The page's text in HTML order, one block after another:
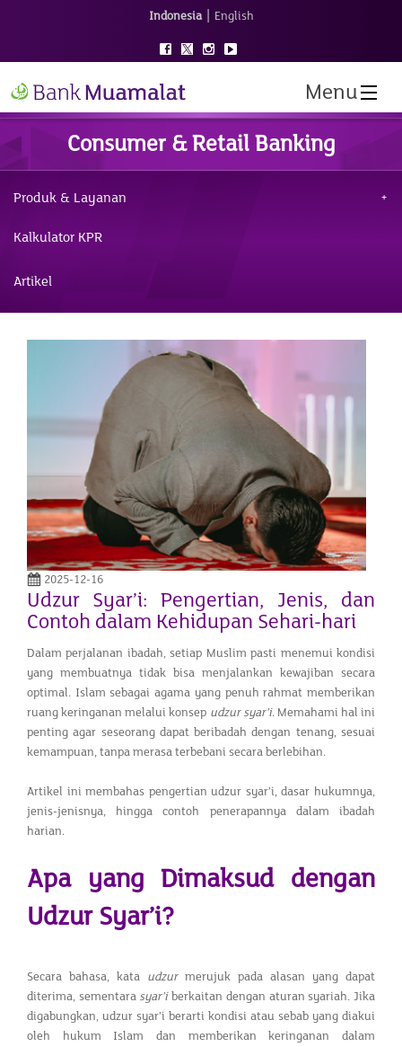
Indonesia | English
Menu
Consumer & Retail Banking
Produk & Layanan
Kalkulator KPR
Artikel
2025-12-16
Udzur Syar’i: Pengertian, Jenis, dan
Contoh dalam Kehidupan Sehari-hari
Dalam perjalanan ibadah, setiap Muslim pasti menemui kondisi
yang membuatnya tidak bisa menjalankan kewajiban secara
optimal. Islam sebagai agama yang penuh rahmat memberikan
ruang keringanan melalui konsep udzur syar’i. Memahami hal ini
penting agar seseorang dapat beribadah dengan tenang, sesuai
kemampuan, tanpa merasa terbebani secara berlebihan.
Artikel ini membahas pengertian udzur syar’i, dasar hukumnya,
jenis-jenisnya, hingga contoh penerapannya dalam ibadah
harian.
Apa yang Dimaksud dengan
Udzur Syar’i?
Secara bahasa, kata udzurmerujuk pada alasan yang dapat
diterima, sementara syar’iberkaitan dengan aturan syariah. Jika
digabungkan, udzur syar’i berarti kondisi atau sebab yang diakui
oleh hukum Islam dan memberikan keringanan dalam